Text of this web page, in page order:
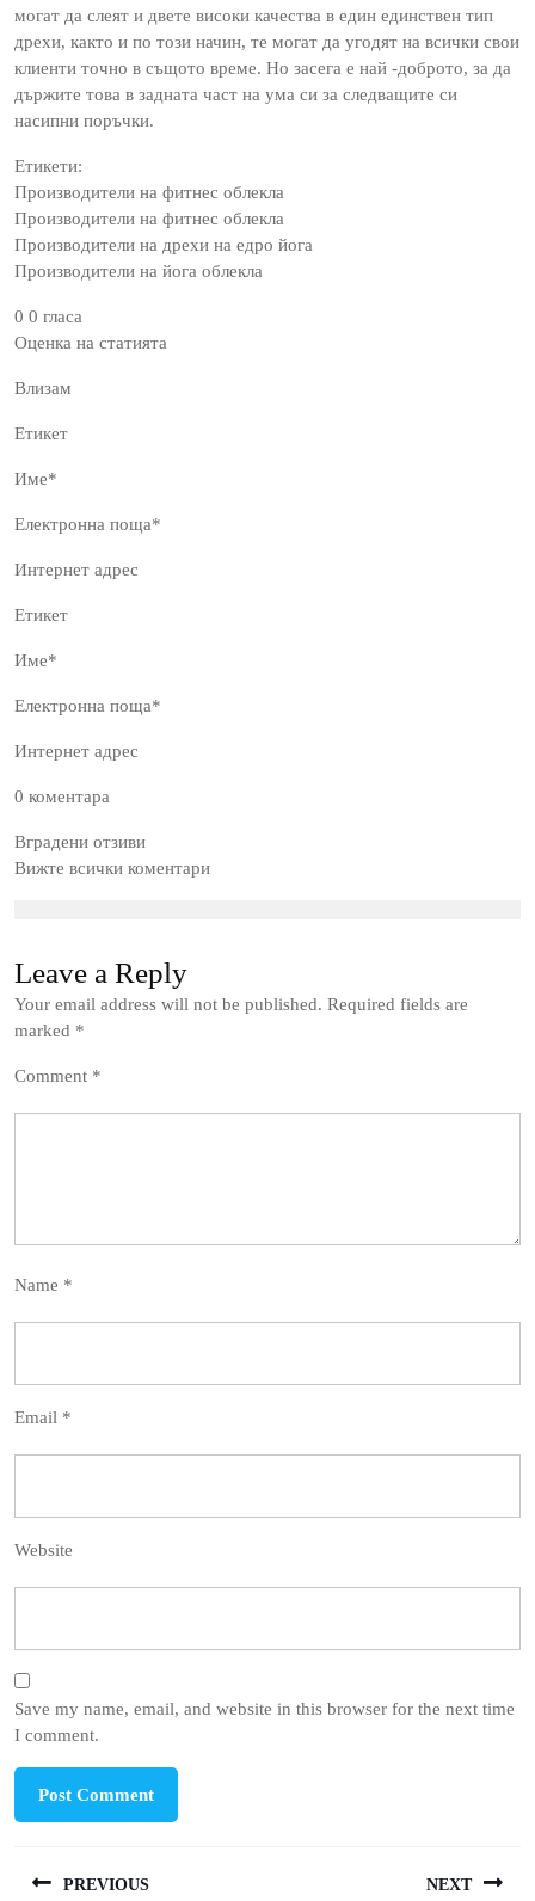
могат да слеят и двете високи качества в един единствен тип
дрехи, както и по този начин, те могат да угодят на всички свои
клиенти точно в същото време. Но засега е най -доброто, за да
държите това в задната част на ума си за следващите си
насипни поръчки.
Етикети:
Производители на фитнес облекла
Производители на фитнес облекла
Производители на дрехи на едро йога
Производители на йога облекла
0 0 гласа
Оценка на статията
Влизам
Етикет
Име*
Електронна поща*
Интернет адрес
Етикет
Име*
Електронна поща*
Интернет адрес
0 коментара
Вградени отзиви
Вижте всички коментари
Leave a Reply
Your email address will not be published. Required fields are
marked *
Comment *
Name *
Email *
Website
Save my name, email, and website in this browser for the next time
I comment.
navigation
PREVIOUS NEXT